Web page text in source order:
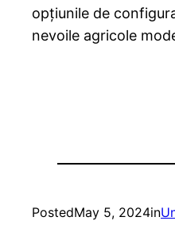
opțiunile de
nevoile agricole
PostedMay 5, 2024in